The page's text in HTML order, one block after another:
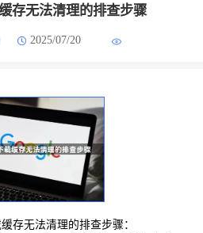
存无法清理的排查步骤
2025/07/20
存无法清理的排查步骤：